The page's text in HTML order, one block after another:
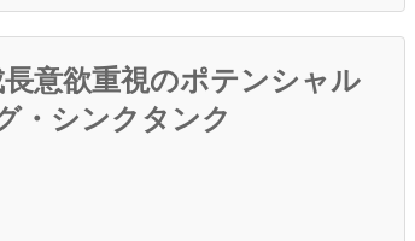
意欲重視のポテンシャル
・シンクタンク